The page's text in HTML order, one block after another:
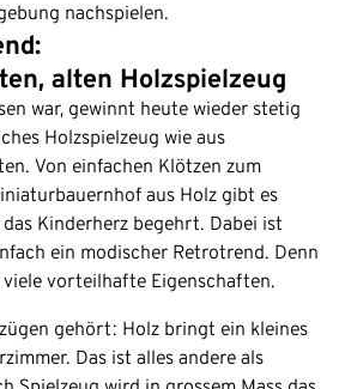
nachspielen.
alten Holzspielzeug
war, gewinnt heute wieder stetig
Holzspielzeug wie aus
Von einfachen Klötzen zum
aus Holz gibt es
Kinderherz begehrt. Dabei ist
ein modischer Retrotrend. Denn
vorteilhafte Eigenschaften.
gehört: Holz bringt ein kleines
Das ist alles andere als